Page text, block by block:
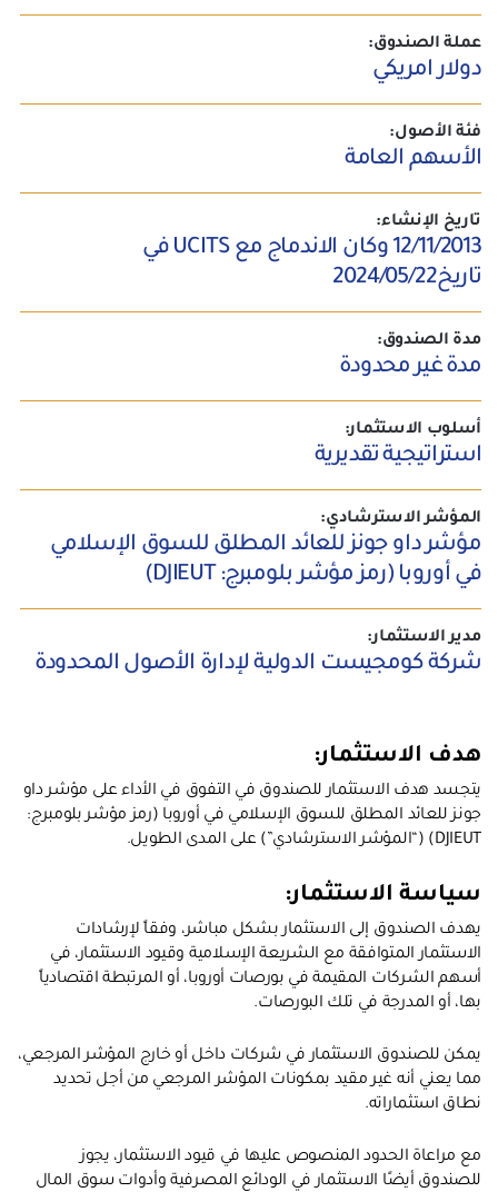
عملة الصندوق:
دولار امريكي
فئة الأصول:
الأسهم العامة
تاريخ الإنشاء:
12/11/2013 وكان الاندماج مع UCITS في
تاريخ2024/05/22
مدة الصندوق:
مدة غير محدودة
أسلوب الاستثمار:
استراتيجية تقديرية
المؤشر الاسترشادي:
مؤشر داو جونز للعائد المطلق للسوق الإسلامي
في أوروبا (رمز مؤشر بلومبرج: DJIEUT)
مدير الاستثمار:
شركة كومجيست الدولية لإدارة الأصول المحدودة
هدف الاستثمار:
يتجسد هدف الاستثمار للصندوق في التفوق في الأداء على مؤشر داو
جونز للعائد المطلق للسوق الإسلامي في أوروبا (رمز مؤشر بلومبرج:
DJIEUT) (“المؤشر الاسترشادي”) على المدى الطويل.
سياسة الاستثمار:
يهدف الصندوق إلى الاستثمار بشكل مباشر، وفقاً لإرشادات
الاستثمار المتوافقة مع الشريعة الإسلامية وقيود الاستثمار، في
أسهم الشركات المقيمة في بورصات أوروبا، أو المرتبطة اقتصادياً
بها، أو المدرجة في تلك البورصات.
يمكن للصندوق الاستثمار في شركات داخل أو خارج المؤشر المرجعي،
مما يعني أنه غير مقيد بمكونات المؤشر المرجعي من أجل تحديد
نطاق استثماراته.
مع مراعاة الحدود المنصوص عليها في قيود الاستثمار، يجوز
للصندوق أيضًا الاستثمار في الودائع المصرفية وأدوات سوق المال